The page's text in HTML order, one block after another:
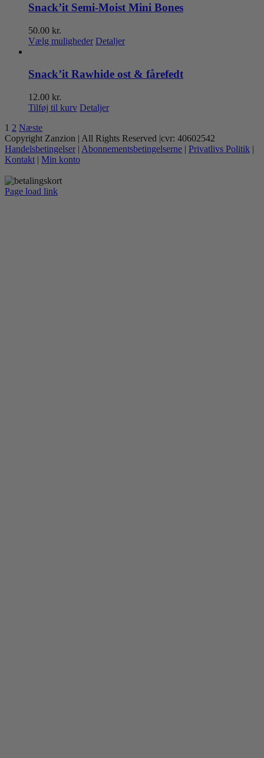
Snack’it Semi-Moist Mini Bones
50.00 kr.
Vælg muligheder Dette
flere
kan
vælges
varesiden
Detaljer
Snack’it Rawhide ost & fårefedt
12.00 kr.
Tilføj til kurv Detaljer
1 2 Næste
Copyright Zanzion | All Rights Reserved |cvr: 40602542
Handelsbetingelser | Abonnementsbetingelserne | Privatlivs Politik |
Kontakt | Min konto
Page load link